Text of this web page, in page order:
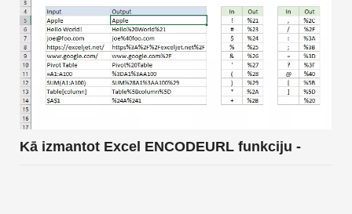
Kā izmantot Excel ENCODEURL funkciju -